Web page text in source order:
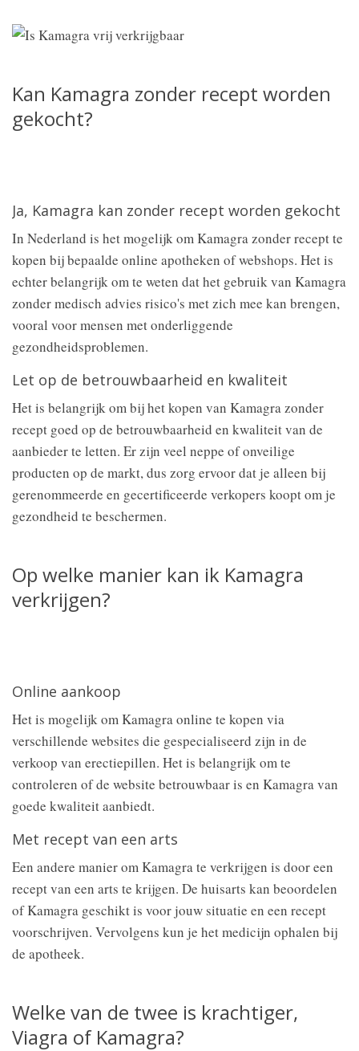
Kan Kamagra zonder recept worden
gekocht?
Ja, Kamagra kan zonder recept worden gekocht
In Nederland is het mogelijk om Kamagra zonder recept te
kopen bij bepaalde online apotheken of webshops. Het is
echter belangrijk om te weten dat het gebruik van Kamagra
zonder medisch advies risico's met zich mee kan brengen,
vooral voor mensen met onderliggende
gezondheidsproblemen.
Let op de betrouwbaarheid en kwaliteit
Het is belangrijk om bij het kopen van Kamagra zonder
recept goed op de betrouwbaarheid en kwaliteit van de
aanbieder te letten. Er zijn veel neppe of onveilige
producten op de markt, dus zorg ervoor dat je alleen bij
gerenommeerde en gecertificeerde verkopers koopt om je
gezondheid te beschermen.
Op welke manier kan ik Kamagra
verkrijgen?
Online aankoop
Het is mogelijk om Kamagra online te kopen via
verschillende websites die gespecialiseerd zijn in de
verkoop van erectiepillen. Het is belangrijk om te
controleren of de website betrouwbaar is en Kamagra van
goede kwaliteit aanbiedt.
Met recept van een arts
Een andere manier om Kamagra te verkrijgen is door een
recept van een arts te krijgen. De huisarts kan beoordelen
of Kamagra geschikt is voor jouw situatie en een recept
voorschrijven. Vervolgens kun je het medicijn ophalen bij
de apotheek.
Welke van de twee is krachtiger,
Viagra of Kamagra?